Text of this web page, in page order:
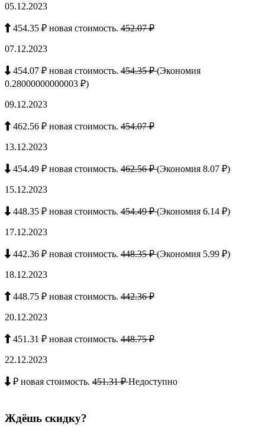
05.12.2023
454.35 ₽ новая стоимость. 452.07 ₽
07.12.2023
454.07 ₽ новая стоимость. 454.35 ₽(Экономия
0.28000000000003 ₽)
09.12.2023
462.56 ₽ новая стоимость. 454.07 ₽
13.12.2023
454.49 ₽ новая стоимость. 462.56 ₽(Экономия 8.07 ₽)
15.12.2023
448.35 ₽ новая стоимость. 454.49 ₽(Экономия 6.14 ₽)
17.12.2023
442.36 ₽ новая стоимость. 448.35 ₽(Экономия 5.99 ₽)
18.12.2023
448.75 ₽ новая стоимость. 442.36 ₽
20.12.2023
451.31 ₽ новая стоимость. 448.75 ₽
22.12.2023
₽ новая стоимость. 451.31 ₽Недоступно
Ждёшь скидку?